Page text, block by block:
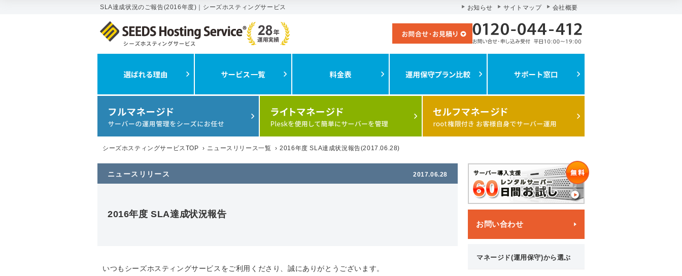
SLA達成状況のご報告(2016年度)｜シーズホスティングサービス お知らせ サイトマップ 会社概要
シーズホスティングサービスTOP › ニュースリリース一覧 › 2016年度 SLA達成状況報告(2017.06.28)
ニュースリリース 2017.06.28
2016年度 SLA達成状況報告
いつもシーズホスティングサービスをご利用くださり、誠にありがとうございます。
お問い合わせ
マネージド(運用保守)から選ぶ